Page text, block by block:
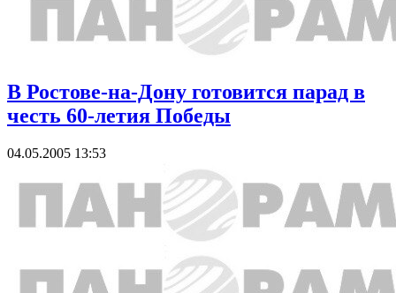
В Ростове-на-Дону готовится парад в
честь 60-летия Победы
04.05.2005 13:53